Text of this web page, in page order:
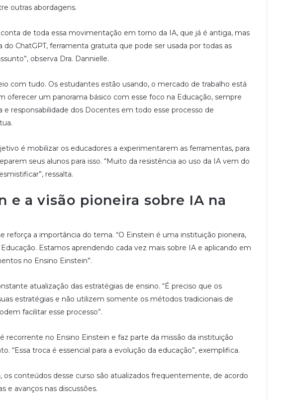
outras abordagens.
de toda essa movimentação em torno da IA, que já é antiga, mas
ChatGPT, ferramenta gratuita que pode ser usada por todas as
observa Dra. Dannielle.
com tudo. Os estudantes estão usando, o mercado de trabalho está
oferecer um panorama básico com esse foco na Educação, sempre
responsabilidade dos Docentes em todo esse processo de
é mobilizar os educadores a experimentarem as ferramentas, para
seus alunos para isso. “Muito da resistência ao uso da IA vem do
ressalta.
e a visão pioneira sobre IA na
reforça a importância do tema. “O Einstein é uma instituição pioneira,
Estamos aprendendo cada vez mais sobre IA e aplicando em
no Ensino Einstein”.
atualização das estratégias de ensino. “É preciso que os
estratégias e não utilizem somente os métodos tradicionais de
facilitar esse processo”.
recorrente no Ensino Einstein e faz parte da missão da instituição
“Essa troca é essencial para a evolução da educação”, exemplifica.
os conteúdos desse curso são atualizados frequentemente, de acordo
e avanços nas discussões.